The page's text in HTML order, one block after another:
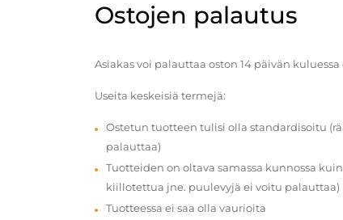
Ostojen palautus
Asiakas voi palauttaa oston 14 päivän
Useita keskeisiä termejä:
Ostetun tuotteen tulisi olla standardisoitu
palauttaa)
Tuotteiden on oltava samassa kunnossa
kiillotettua jne. puulevyjä ei voitu palauttaa)
Tuotteessa ei saa olla vaurioita